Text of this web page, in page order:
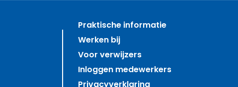
Praktische informatie
Werken bij
Voor verwijzers
Inloggen medewerkers
Privacyverklaring